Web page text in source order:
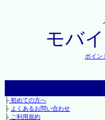
モバ
ポイン
├初めての方へ
├ よくあるお問い合わせ
├ご利用規約